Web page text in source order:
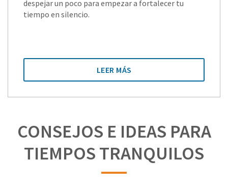
despejar un poco para empezar a fortalecer tu
tiempo en silencio.
LEER MÁS
CONSEJOS E IDEAS PARA
TIEMPOS TRANQUILOS